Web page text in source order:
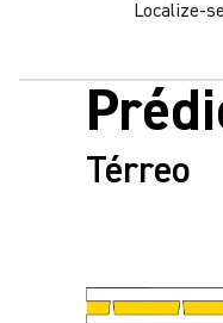
Localize-
Térreo